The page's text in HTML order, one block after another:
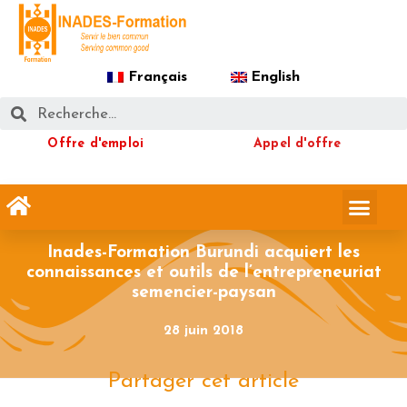
Français English
Offre d'emploi Appel d'offre
Inades-Formation Burundi acquiert les
connaissances et outils de l’entrepreneuriat
semencier-paysan
28 juin 2018
Partager cet article